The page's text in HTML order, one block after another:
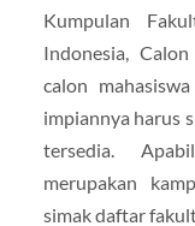
Kumpulan
Indonesia,
calon
impiannya harus
tersedia.
merupakan
simak daftar